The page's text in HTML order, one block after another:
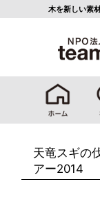
木を新しい素
天竜スギの
アー2014